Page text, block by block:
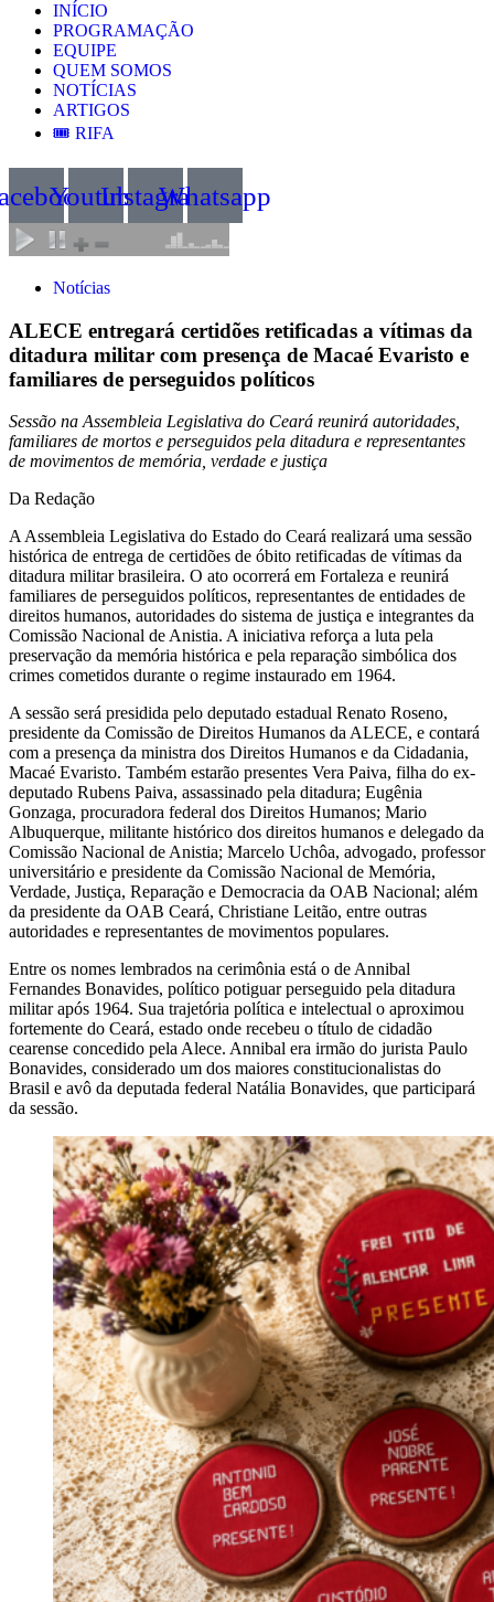
INÍCIO
PROGRAMAÇÃO
EQUIPE
QUEM SOMOS
NOTÍCIAS
ARTIGOS
🎟️ RIFA
YoutubeInstagramWhatsapp
Notícias
ALECE entregará certidões retificadas a vítimas da
ditadura militar com presença de Macaé Evaristo e
familiares de perseguidos políticos
Sessão na Assembleia Legislativa do Ceará reunirá autoridades,
familiares de mortos e perseguidos pela ditadura e representantes
de movimentos de memória, verdade e justiça
Da Redação
A Assembleia Legislativa do Estado do Ceará realizará uma sessão
histórica de entrega de certidões de óbito retificadas de vítimas da
ditadura militar brasileira. O ato ocorrerá em Fortaleza e reunirá
familiares de perseguidos políticos, representantes de entidades de
direitos humanos, autoridades do sistema de justiça e integrantes da
Comissão Nacional de Anistia. A iniciativa reforça a luta pela
preservação da memória histórica e pela reparação simbólica dos
crimes cometidos durante o regime instaurado em 1964.
A sessão será presidida pelo deputado estadual Renato Roseno,
presidente da Comissão de Direitos Humanos da ALECE, e contará
com a presença da ministra dos Direitos Humanos e da Cidadania,
Macaé Evaristo. Também estarão presentes Vera Paiva, filha do ex-
deputado Rubens Paiva, assassinado pela ditadura; Eugênia
Gonzaga, procuradora federal dos Direitos Humanos; Mario
Albuquerque, militante histórico dos direitos humanos e delegado da
Comissão Nacional de Anistia; Marcelo Uchôa, advogado, professor
universitário e presidente da Comissão Nacional de Memória,
Verdade, Justiça, Reparação e Democracia da OAB Nacional; além
da presidente da OAB Ceará, Christiane Leitão, entre outras
autoridades e representantes de movimentos populares.
Entre os nomes lembrados na cerimônia está o de Annibal
Fernandes Bonavides, político potiguar perseguido pela ditadura
militar após 1964. Sua trajetória política e intelectual o aproximou
fortemente do Ceará, estado onde recebeu o título de cidadão
cearense concedido pela Alece. Annibal era irmão do jurista Paulo
Bonavides, considerado um dos maiores constitucionalistas do
Brasil e avô da deputada federal Natália Bonavides, que participará
da sessão.